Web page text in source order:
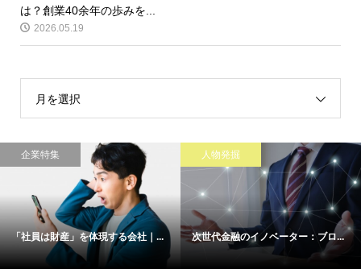
は？創業40余年の歩みを...
2026.05.19
月を選択
企業特集
「社員は財産」を体現する会社｜...
人物発掘
次世代金融のイノベーター：ブロ...